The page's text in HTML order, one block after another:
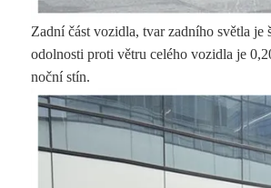
Zadní část vozidla, tvar zadního světla
odolnosti proti větru celého vozidla je
noční stín.